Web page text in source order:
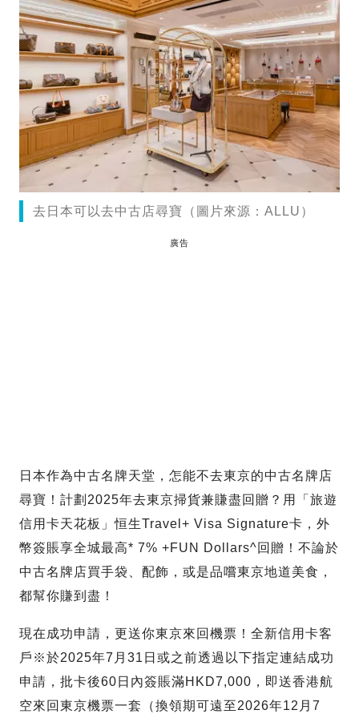
去日本可以去中古店尋寶（圖片來源：ALLU）
廣告
日本作為中古名牌天堂，怎能不去東京的中古名牌店
尋寶！計劃2025年去東京掃貨兼賺盡回贈？用「旅遊
信用卡天花板」恒生Travel+ Visa Signature卡，外
幣簽賬享全城最高* 7% +FUN Dollars^回贈！不論於
中古名牌店買手袋、配飾，或是品嚐東京地道美食，
都幫你賺到盡！
現在成功申請，更送你東京來回機票！全新信用卡客
戶※於2025年7月31日或之前透過以下指定連結成功
申請，批卡後60日內簽賬滿HKD7,000，即送香港航
空來回東京機票一套（換領期可遠至2026年12月7